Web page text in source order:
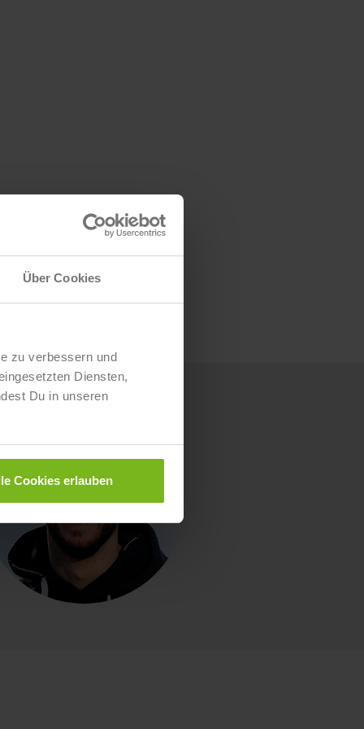
Über Cookies
zu verbessern und
Diensten,
Du in unseren
Cookies erlauben